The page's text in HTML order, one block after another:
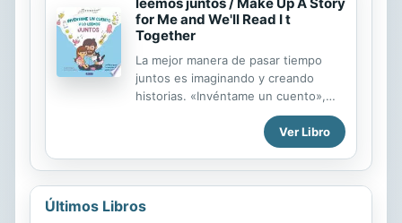
capitán Grey. A Margo no le dan
miedo los fantasmas, pero con el
correr de las semanas descubrirá el
inesperado secreto que La
Encantada guarda entre sus
paredes. Gracias a él, descifrará el
verdadero significado de las palabras
leemos juntos / Make Up A Story
for Me and We'll Read I t
Together
La mejor manera de pasar tiempo
juntos es imaginando y creando
historias. «Invéntame un cuento»,
dice Laura. Y papá se prepara para
hacerlo. Con este libro, crear
historias será un juego muy sencillo
y divertido. Escenarios, personajes,
temas y tramas originales sirven de
punto de partida para que los
Ver Libro
Últimos Libros